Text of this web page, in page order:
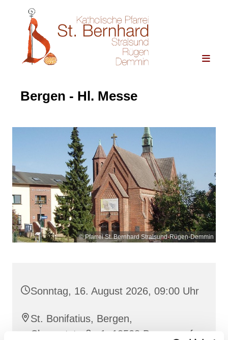
Bergen - Hl. Messe
© Pfarrei St. Bernhard Stralsund-Rügen-Demmin
Sonntag, 16. August 2026, 09:00 Uhr
St. Bonifatius, Bergen,
Clementstraße 1, 18528 Bergen auf